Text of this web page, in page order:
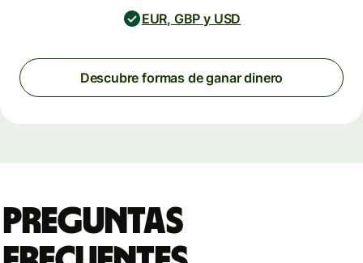
EUR, GBP y USD
Descubre formas de ganar dinero
Preguntas